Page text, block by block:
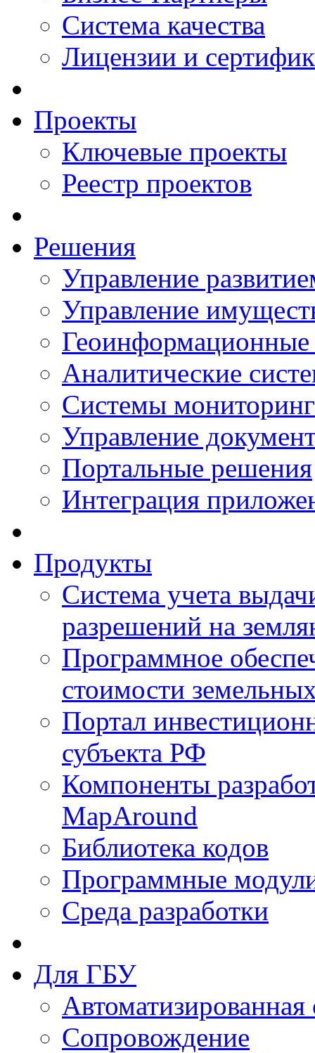
Система качества
Лицензии и
Проекты
Ключевые проекты
Реестр проектов
Решения
Управление
Управление
Аналитические
Системы
Управление
Портальные решения
Интеграция
Продукты
Система учета
разрешений на
Программное
стоимости
Портал
субъекта РФ
Компоненты
MapAround
Библиотека кодов
Программные
Среда разработки
Для ГБУ
Сопровождение